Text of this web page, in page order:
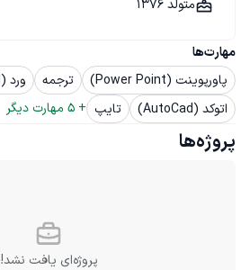
مهارت‌ها
پاورپوینت (Power Point)
ترجمه
ورد (Word)
اتوکد (AutoCad)
تایپ +
5 مهارت دیگر
متولد 1376
پروژه‌ها
پروژه‌ای یافت نشد!